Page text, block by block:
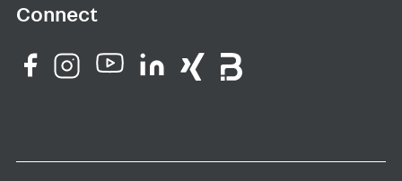
Connect